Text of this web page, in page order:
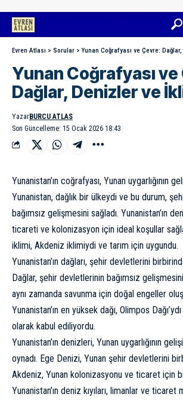
Evren Atlası > Sorular >Yunan Coğrafyası ve Çevre:
Yunan Coğrafyası
Dağlar, Denizler ve
Son Güncelleme: 15 Ocak 2026 18:43
YazarBURCU ATLAS
Yunanistan’ın coğrafyası, Yunan uygarlığının
Yunanistan, dağlık bir ülkeydi ve bu durum,
bağımsız gelişmesini sağladı. Yunanistan’ın
ticareti ve kolonizasyon için ideal koşullar
iklimi, Akdeniz iklimiydi ve tarım için uygundu.
Yunanistan’ın dağları, şehir devletlerini
Dağlar, şehir devletlerinin bağımsız
aynı zamanda savunma için doğal engeller
Yunanistan’ın en yüksek dağı, Olimpos
olarak kabul ediliyordu.
Yunanistan’ın denizleri, Yunan uygarlığının
oynadı. Ege Denizi, Yunan şehir devletlerini
Akdeniz, Yunan kolonizasyonu ve ticaret için
Yunanistan’ın deniz kıyıları, limanlar ve